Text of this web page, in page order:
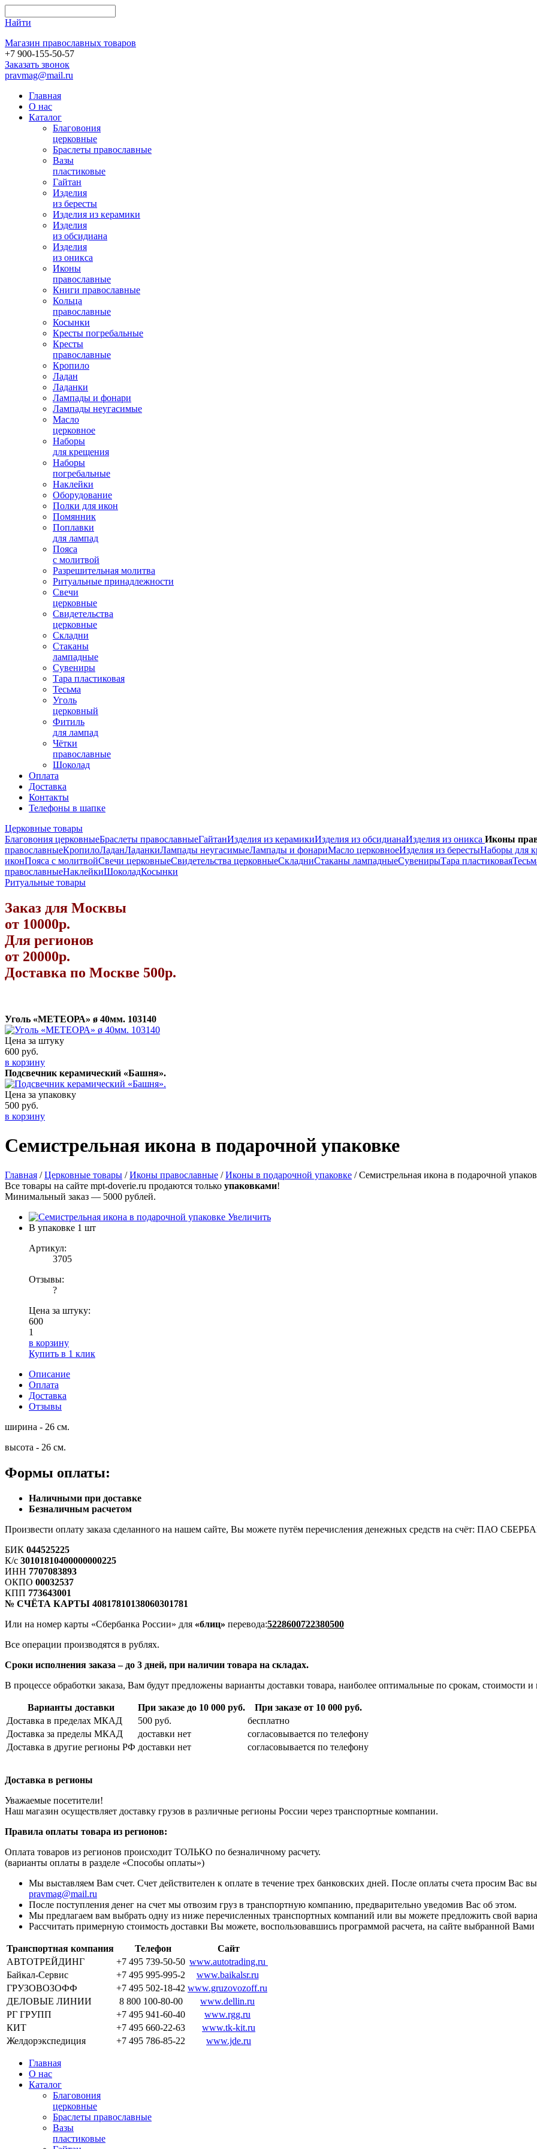
Найти
Магазин православных товаров
+7 900-155-50-57
Заказать звонок
pravmag@mail.ru
Главная
О нас
Каталог
Благовония
церковные
Браслеты православные
Вазы
пластиковые
Гайтан
Изделия
из бересты
Изделия из керамики
Изделия
из обсидиана
Изделия
из оникса
Иконы
православные
Книги православные
Кольца
православные
Косынки
Кресты погребальные
Кресты
православные
Кропило
Ладан
Ладанки
Лампады и фонари
Лампады неугасимые
Масло
церковное
Наборы
для крещения
Наборы
погребальные
Наклейки
Оборудование
Полки для икон
Помянник
Поплавки
для лампад
Пояса
с молитвой
Разрешительная молитва
Ритуальные принадлежности
Свечи
церковные
Свидетельства
церковные
Складни
Стаканы
лампадные
Сувениры
Тара пластиковая
Тесьма
Уголь
церковный
Фитиль
для лампад
Чётки
православные
Шоколад
Оплата
Доставка
Контакты
Телефоны в шапке
Церковные товары
Благовония церковныеБраслеты православныеГайтанИзделия из керамикиИзделия из обсидианаИзделия из оникса Иконы
православныеКропилоЛаданЛаданкиЛампады неугасимыеЛампады и фонариМасло церковноеИзделия из берестыНаборы для
иконПояса с молитвойСвечи церковныеСвидетельства церковныеСкладниСтаканы лампадныеСувенирыТара пластиковая
православныеНаклейкиШоколадКосынки
Ритуальные товары
Заказ для Москвы
от 10000р.
Для регионов
от 20000р.
Доставка по Москве 500р.
Уголь «МЕТЕОРА» ø 40мм. 103140
Цена за штуку
600 руб.
в корзину
Подсвечник керамический «Башня».
Цена за упаковку
500 руб.
в корзину
Семистрельная икона в подарочной упаковке
Главная /Церковные товары /Иконы православные /Иконы в подарочной упаковке / Семистрельная икона в подарочной
Все товары на сайте mpt-doverie.ru продаются только упаковками!
Минимальный заказ — 5000 рублей.
Увеличить
В упаковке 1 шт
Артикул:
3705
Отзывы:
?
Цена за штуку:
600
1
в корзину
Купить в 1 клик
Описание
Оплата
Доставка
Отзывы
ширина - 26 см.
высота - 26 см.
Формы оплаты:
Наличными при доставке
Безналичным расчетом
Произвести оплату заказа сделанного на нашем сайте, Вы можете путём перечисления денежных средств на счёт: ПАО
БИК 044525225
К/с 30101810400000000225
ИНН 7707083893
ОКПО 00032537
КПП 773643001
№ СЧЁТА КАРТЫ 40817810138060301781
Или на номер карты «Сбербанка России» для «блиц» перевода:5228600722380500
Все операции производятся в рублях.
Сроки исполнения заказа – до 3 дней, при наличии товара на складах.
В процессе обработки заказа, Вам будут предложены варианты доставки товара, наиболее оптимальные по срокам, стоимости и
Варианты доставки При заказе до 10 000 руб.
При заказе от 10 000 руб.
Доставка в пределах МКАД
500 руб.
бесплатно
Доставка за пределы МКАД
доставки нет
согласовывается по телефону
Доставка в другие регионы РФ доставки нет согласовывается по телефону
Доставка в регионы
Уважаемые посетители!
Наш магазин осуществляет доставку грузов в различные регионы России через транспортные компании.
Правила оплаты товара из регионов:
Оплата товаров из регионов происходит ТОЛЬКО по безналичному расчету.
(варианты оплаты в разделе «Способы оплаты»)
Мы выставляем Вам счет. Счет действителен к оплате в течение трех банковских дней. После оплаты счета просим Вас
pravmag@mail.ru
После поступления денег на счет мы отвозим груз в транспортную компанию, предварительно уведомив Вас об этом.
Мы предлагаем вам выбрать одну из ниже перечисленных транспортных компаний или вы можете предложить свой
Рассчитать примерную стоимость доставки Вы можете, воспользовавшись программой расчета, на сайте выбранной
Транспортная компания Телефон
Сайт
АВТОТРЕЙДИНГ
+7 495 739-50-50 www.autotrading.ru
Байкал-Сервис
+7 495 995-995-2
www.baikalsr.ru
ГРУЗОВОЗОФФ
+7 495 502-18-42 www.gruzovozoff.ru
ДЕЛОВЫЕ ЛИНИИ
8 800 100-80-00
www.dellin.ru
РГ ГРУПП
+7 495 941-60-40
www.rgg.ru
КИТ
+7 495 660-22-63
www.tk-kit.ru
Желдорэкспедиция
+7 495 786-85-22 www.jde.ru
Главная
О нас
Каталог
Благовония
церковные
Браслеты православные
Вазы
пластиковые